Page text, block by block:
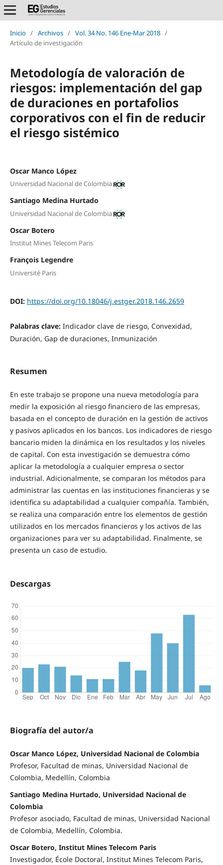
Inicio / Archivos / Vol. 34 No. 146 Ene-Mar 2018 /
Artículo de investigación
Metodología de valoración de
riesgos: implementación del gap
de duraciones en portafolios
corporativos con el fin de reducir
el riesgo sistémico
Oscar Manco López
Universidad Nacional de Colombia
Santiago Medina Hurtado
Universidad Nacional de Colombia
Oscar Botero
Institut Mines Telecom Paris
François Legendre
Université Paris
DOI: https://doi.org/10.18046/j.estger.2018.146.2659
Palabras clave: Indicador clave de riesgo, Convexidad,
Duración, Gap de duraciones, Inmunización
Resumen
En este trabajo se propone una nueva metodología para
medir la exposición al riesgo financiero de las empresas,
basada en el concepto de duración en la gestión de activos
y pasivos aplicados en los bancos. Los indicadores de riesgo
bancario miden la dinámica en los resultados y los niveles
de capital. Con esta investigación se demuestra cómo
aplicar la metodología a cualquier empresa o sector
industrial. Adicionalmente, se comparan los métodos para
administrar las cuentas en las instituciones financieras y se
identifica su adaptabilidad a cualquier compañía. También,
se realiza una comparación entre los elementos de gestión
utilizados en los mercados financieros y los activos de las
organizaciones para ver su adaptabilidad. Finalmente, se
presenta un caso de estudio.
Descargas
Biografía del autor/a
Oscar Manco López, Universidad Nacional de Colombia
Profesor, Facultad de minas, Universidad Nacional de
Colombia, Medellín, Colombia
Santiago Medina Hurtado, Universidad Nacional de
Colombia
Profesor asociado, Facultad de minas, Universidad Nacional
de Colombia, Medellín, Colombia.
Oscar Botero, Institut Mines Telecom Paris
Investigador, École Doctoral, Institut Mines Telecom Paris,